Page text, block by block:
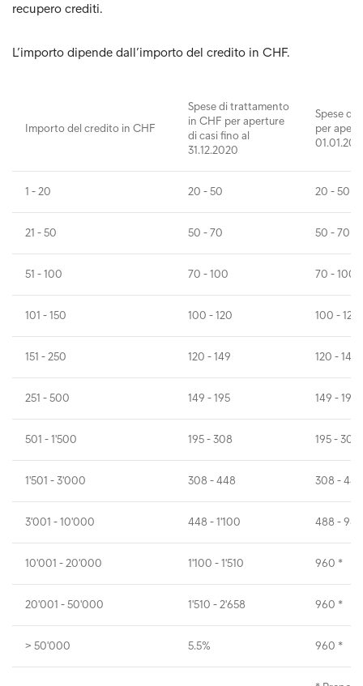
recupero crediti.
L’importo dipende dall’importo del credito in CHF.
Importo del credito in CHF
Spese di trattamento
in CHF per aperture
di casi fino al
31.12.2020
Spese di
per
1 - 20 20 - 50 20 - 50
21 - 50 50 - 70 50 - 70
51 - 100 70 - 100 70 - 100
101 - 150 100 - 120 100 - 120
151 - 250 120 - 149 120 - 149
251 - 500 149 - 195 149 - 195
501 - 1'500 195 - 308 195 - 308
1'501 - 3'000 308 - 448 308 - 448
3'001 - 10'000 448 - 1'100 488 -
10'001 - 20'000 1'100 - 1'510 960 *
20'001 - 50'000 1'510 - 2'658 960 *
> 50'000 5.5% 960 *